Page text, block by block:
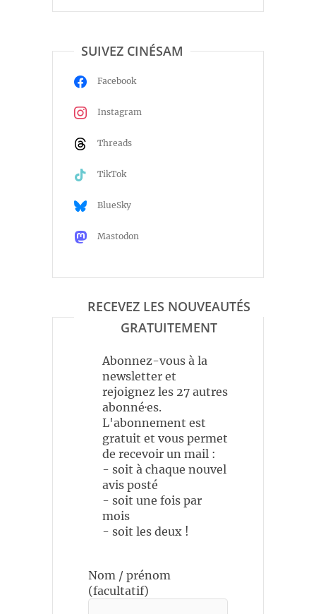
SUIVEZ CINÉSAM
Facebook
Instagram
Threads
TikTok
BlueSky
Mastodon
RECEVEZ LES NOUVEAUTÉS
GRATUITEMENT
Abonnez-vous à la
newsletter et
rejoignez les 27 autres
abonné·es.
L'abonnement est
gratuit et vous permet
de recevoir un mail :
- soit à chaque nouvel
avis posté
- soit une fois par
mois
- soit les deux !
Nom / prénom
(facultatif)